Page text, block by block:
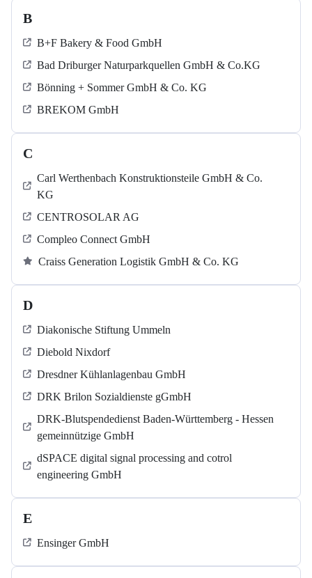
B
B+F Bakery & Food GmbH
Bad Driburger Naturparkquellen GmbH & Co.KG
Bönning + Sommer GmbH & Co. KG
BREKOM GmbH
C
Carl Werthenbach Konstruktionsteile GmbH & Co.
KG
CENTROSOLAR AG
Compleo Connect GmbH
Craiss Generation Logistik GmbH & Co. KG
D
Diakonische Stiftung Ummeln
Diebold Nixdorf
Dresdner Kühlanlagenbau GmbH
DRK Brilon Sozialdienste gGmbH
DRK-Blutspendedienst Baden-Württemberg - Hessen
gemeinnützige GmbH
dSPACE digital signal processing and cotrol
engineering GmbH
E
Ensinger GmbH